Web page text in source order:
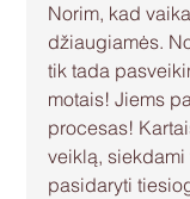
Norim, kad
džiaugiamės.
tik tada
motais! Jiems
procesas!
veiklą,
pasidaryti